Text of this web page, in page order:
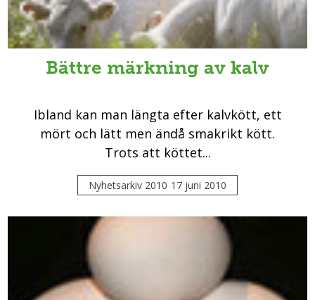
Bättre märkning av kalv
Ibland kan man längta efter kalvkött, ett
mört och lätt men ändå smakrikt kött.
Trots att köttet...
Nyhetsarkiv 2010 17 juni 2010